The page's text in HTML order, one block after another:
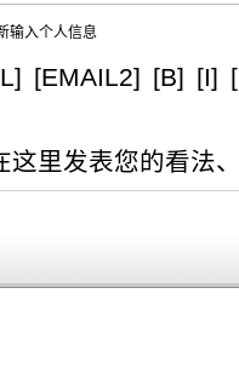
输入个人信息
[EMAIL2] [B] [I]
里发表您的看法